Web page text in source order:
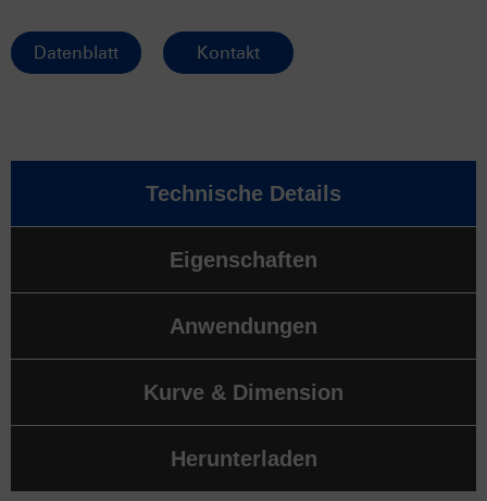
Datenblatt Kontakt
Technische Details
Eigenschaften
Anwendungen
Kurve & Dimension
Herunterladen